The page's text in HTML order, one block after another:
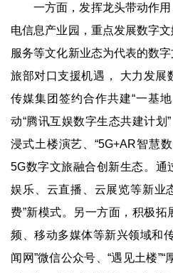
一方面，发挥龙头带动作
电信息产业园，重点发展数字
服务等文化新业态为代表的数
旅部对口支援机遇，
大力发展
传媒集团签约合作共建“一基
动“腾讯互娱数字生态共建计划”
浸式土楼演艺、“5G+AR智慧
5G数字文旅融合创新生态。通
娱乐、云直播、云展览等新业
费”新模式。另一方面，积极拓
频、移动多媒体等新兴领域和
闻网”微信公众号、“遇见土楼”“